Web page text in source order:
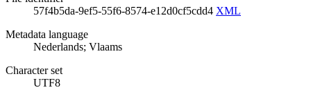
57f4b5da-9ef5-55f6-8574-e12d0cf5cdd4 XML
Metadata language
Nederlands; Vlaams
Character set
UTF8